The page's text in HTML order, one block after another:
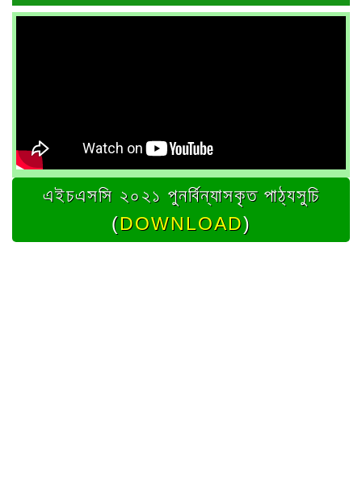
এইচএসসি ২০২১ পুনর্বিন্যাসকৃত পাঠ্যসুচি
(DOWNLOAD)